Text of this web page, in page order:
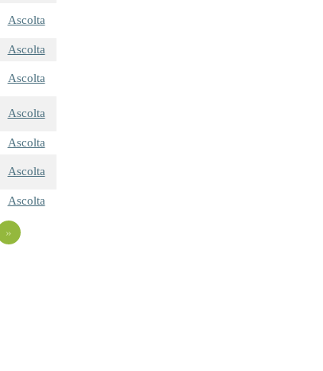
Ascolta
Ascolta
Ascolta
Ascolta
Ascolta
Ascolta
Ascolta
»